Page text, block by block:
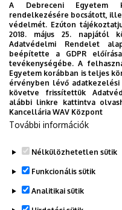
2026. augusztus 5.
BÖLCSÉSZETTUDOMÁNY
A Debreceni Egyetem
rendelkezésére bocsátott,
védelmét. Ezúton
2018. május 25. napjától
Adatvédelmi Rendelet
beépítette a GDPR
tevékenységébe. A
Egyetem korábban is teljes
érvényben lévő adatkezelési
követve frissítettük
alábbi linkre kattintva
Kancellária WAV Központ
További információk
Nélkülözhetetlen sütik
Funkcionális sütik
Analitikai sütik